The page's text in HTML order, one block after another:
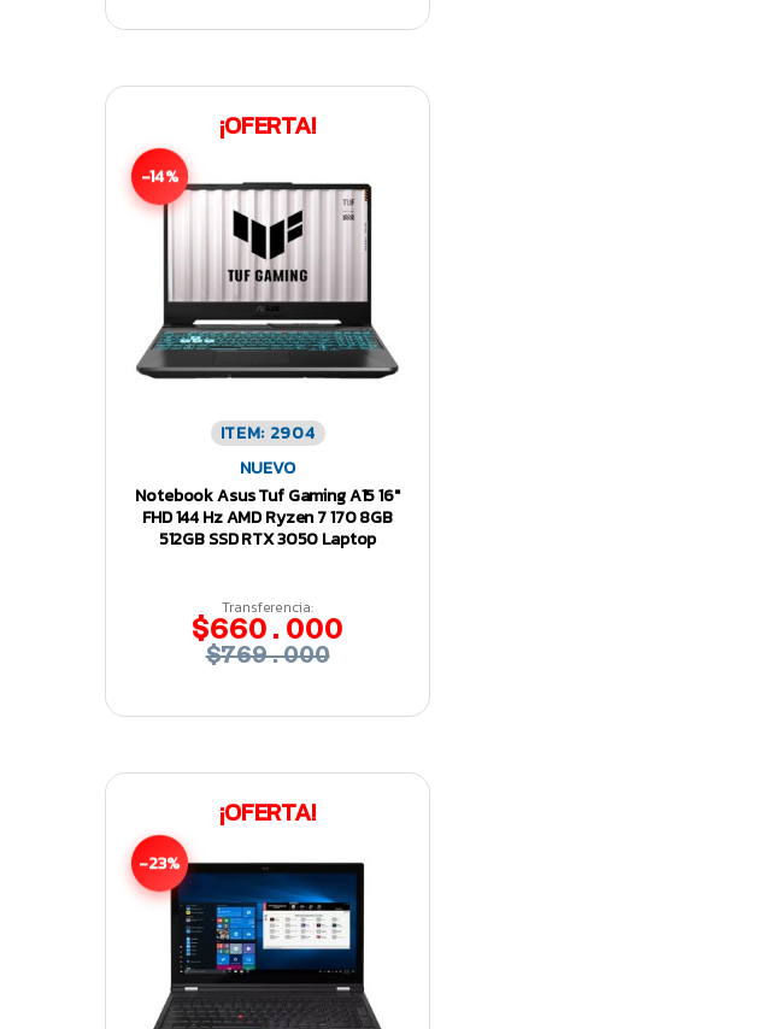
¡OFERTA!
-14%
ITEM: 2904
NUEVO
Notebook Asus Tuf Gaming A15 16″
FHD 144 Hz AMD Ryzen 7 170 8GB
512GB SSD RTX 3050 Laptop
Transferencia:
$660.000
$769.000
¡OFERTA!
-23%